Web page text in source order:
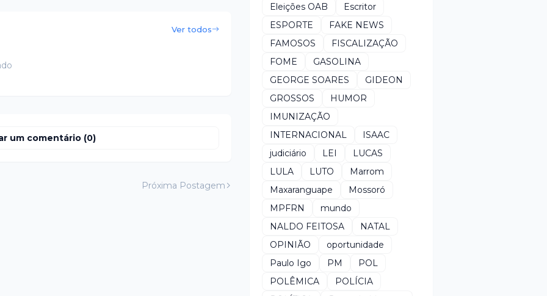
Ver todos
um comentário (0)
Próxima Postagem
Eleições OAB
Escritor
ESPORTE
FAKE NEWS
FAMOSOS
FISCALIZAÇÃO
FOME
GASOLINA
GEORGE SOARES
GIDEON
GROSSOS
HUMOR
IMUNIZAÇÃO
INTERNACIONAL
ISAAC
judiciário
LEI
LUCAS
LULA
LUTO
Marrom
Maxaranguape
Mossoró
MPFRN
mundo
NALDO FEITOSA
NATAL
OPINIÃO
oportunidade
Paulo Igo
PM
POL
POLÊMICA
POLÍCIA